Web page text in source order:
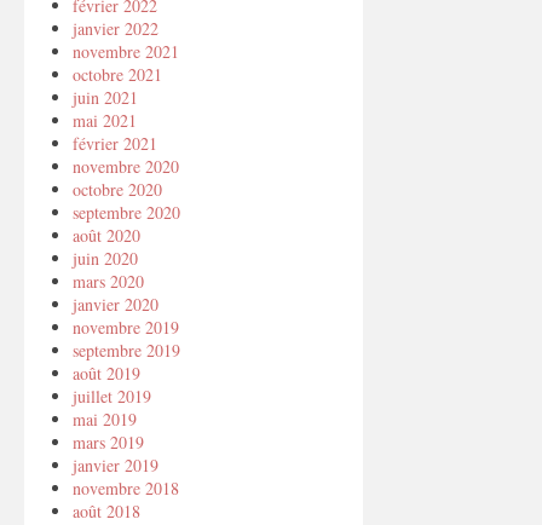
février 2022
janvier 2022
novembre 2021
octobre 2021
juin 2021
mai 2021
février 2021
novembre 2020
octobre 2020
septembre 2020
août 2020
juin 2020
mars 2020
janvier 2020
novembre 2019
septembre 2019
août 2019
juillet 2019
mai 2019
mars 2019
janvier 2019
novembre 2018
août 2018